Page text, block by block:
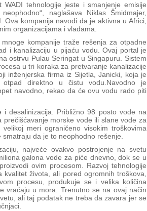
WADI tehnologije jeste i smanjenje emisije
naglašava Niklas Šmidmajer,
Ova kompanija navodi da je aktivna u Africi,
organizacijama i vladama.
kompanije traže rešenja za otpadne
i kanalizaciju u pijaću vodu. Ovaj portal je
ostrvu Pulau Seringat u Singapuru. Sistem
u tri koraka za pretvaranje kanalizacije
inženjerska firma iz Sijetla, Janicki, koja je
direktno u čistu vodu.Navodno je
navodno, rekao da će ovu vodu rado piti
desalinizacija. Približno 98 posto vode na
morske vode ili slane vode za
meri ograničeno visokim troškovima
da je to neophodno rešenje.
najveće ovakvo postrojenje na svetu
galona vode za piće dnevno, dok se u
ovim procesom. Razvoj tehnologije
života, ali pored ogromnih troškova,
procesu, produkuje se i velika količina
vraćaju u mora. Trenutno se na ovaj način
ali taj podatak ne treba da zavara jer se